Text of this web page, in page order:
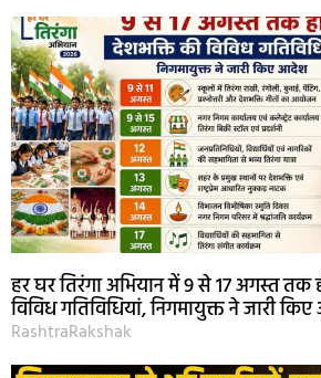
हर घर तिरंगा अभियान में 9 से 17 अगस्त तक
विविध गतिविधियां, निगमायुक्त ने जारी
RashtraRakshak